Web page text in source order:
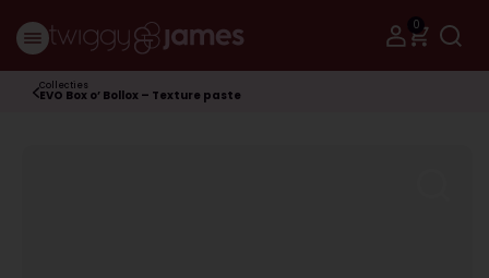
0
Collecties
EVO Box o’ Bollox – Texture paste